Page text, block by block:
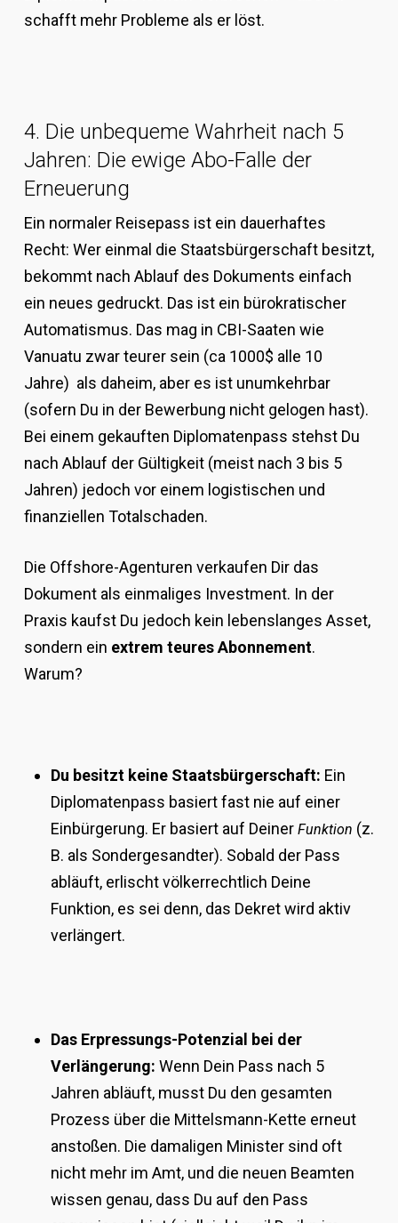
schafft mehr Probleme als er löst.
4. Die unbequeme Wahrheit nach 5
Jahren: Die ewige Abo-Falle der
Erneuerung
Ein normaler Reisepass ist ein dauerhaftes
Recht: Wer einmal die Staatsbürgerschaft besitzt,
bekommt nach Ablauf des Dokuments einfach
ein neues gedruckt. Das ist ein bürokratischer
Automatismus. Das mag in CBI-Saaten wie
Vanuatu zwar teurer sein (ca 1000$ alle 10
Jahre) als daheim, aber es ist unumkehrbar
(sofern Du in der Bewerbung nicht gelogen hast).
Bei einem gekauften Diplomatenpass stehst Du
nach Ablauf der Gültigkeit (meist nach 3 bis 5
Jahren) jedoch vor einem logistischen und
finanziellen Totalschaden.
Die Offshore-Agenturen verkaufen Dir das
Dokument als einmaliges Investment. In der
Praxis kaufst Du jedoch kein lebenslanges Asset,
sondern ein extrem teures Abonnement.
Warum?
Du besitzt keine Staatsbürgerschaft: Ein
Diplomatenpass basiert fast nie auf einer
Einbürgerung. Er basiert auf Deiner Funktion (z.
B. als Sondergesandter). Sobald der Pass
abläuft, erlischt völkerrechtlich Deine
Funktion, es sei denn, das Dekret wird aktiv
verlängert.
Das Erpressungs-Potenzial bei der
Verlängerung: Wenn Dein Pass nach 5
Jahren abläuft, musst Du den gesamten
Prozess über die Mittelsmann-Kette erneut
anstoßen. Die damaligen Minister sind oft
nicht mehr im Amt, und die neuen Beamten
wissen genau, dass Du auf den Pass